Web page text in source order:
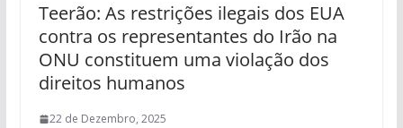
Teerão: As restrições ilegais dos EUA
contra os representantes do Irão na
ONU constituem uma violação dos
direitos humanos
22 de Dezembro, 2025